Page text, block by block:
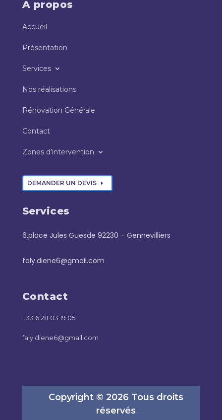
A propos
Accueil
Présentation
Services
Nos réalisations
Rénovation Générale
Contact
Zones d’intervention
DEMANDER UN DEVIS
Services
6,place Jules Guesde 92230 – Gennevilliers
faly.diene6@gmail.com
Contact
+33 6 28 03 19 05
faly.diene6@gmail.com
Copyright © 2026 Tous droits
réservés